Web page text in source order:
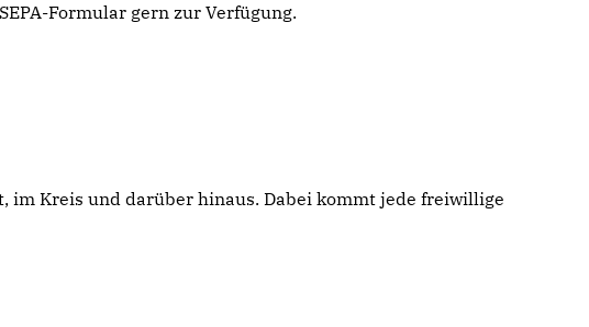
Formular gern zur Verfügung.
Kreis und darüber hinaus. Dabei kommt jede freiwillige